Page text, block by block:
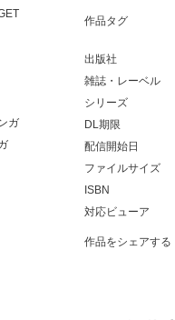
ガ
作品タグ
出版社
雑誌・レーベル
シリーズ
DL期限
配信開始日
ファイルサイズ
ISBN
対応ビューア
作品をシェアする